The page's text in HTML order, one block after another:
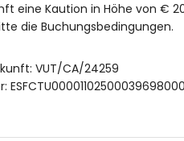
x 6m und 2m tief
Bäumen
eine Kaution in Höhe von €
die Buchungsbedingungen.
VUT/CA/24259